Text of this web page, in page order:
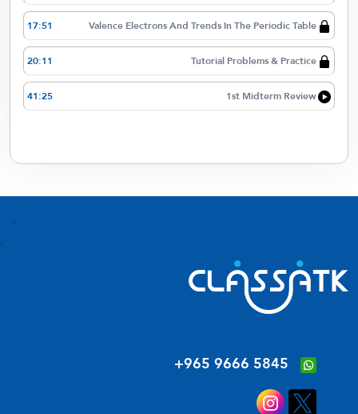
Valence Electrons And Trends In The Periodic Table
17:51
Tutorial Problems & Practice
20:11
1st Midterm Review
41:25
‪+965 9666 5845‬